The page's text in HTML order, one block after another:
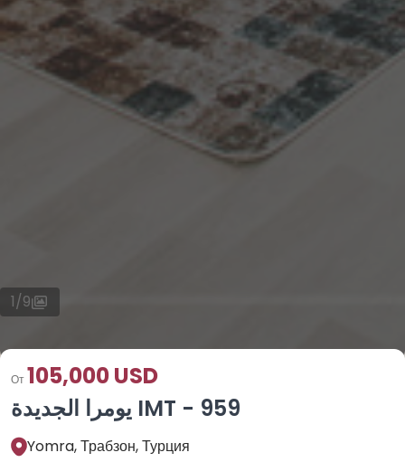
1/9
يومرا الجديدة IMT - 959
От105,000 USD
Yomra, Трабзон, Турция